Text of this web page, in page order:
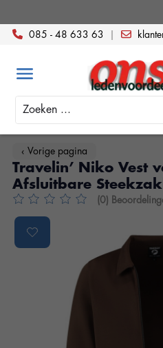
085 - 48 633 63
Zoeken
‹ Vorige pagina
Travelin’ Niko Vest
Afsluitbare
De beoordeling van dit product is0
(0)
Product image slideshow